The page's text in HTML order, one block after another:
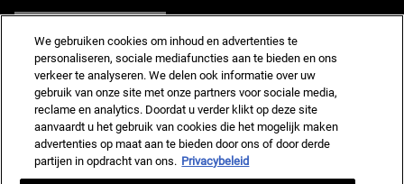
Fabrikantinformatie
KIEHL'S
14, rue Royale - 75008 Paris France
We gebruiken cookies om inhoud en advertenties te
personaliseren, sociale mediafuncties aan te bieden en ons
verkeer te analyseren. We delen ook informatie over uw
gebruik van onze site met onze partners voor sociale media,
reclame en analytics. Doordat u verder klikt op deze site
aanvaardt u het gebruik van cookies die het mogelijk maken
advertenties op maat aan te bieden door ons of door derde
partijen in opdracht van ons. Privacybeleid